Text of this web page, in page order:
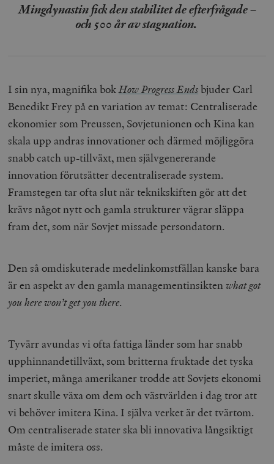
Mingdynastin fick den stabilitet de efterfrågade –
och 500 år av stagnation.
I sin nya, magnifika bokHow Progress Ends bjuder Carl
Benedikt Frey på en variation av temat: Centraliserade
ekonomier som Preussen, Sovjetunionen och Kina kan
skala upp andras innovationer och därmed möjliggöra
snabb catch up-tillväxt, men självgenererande
innovation förutsätter decentraliserade system.
Framstegen tar ofta slut när teknikskiften gör att det
krävs något nytt och gamla strukturer vägrar släppa
fram det, som när Sovjet missade persondatorn.
Den så omdiskuterade medelinkomstfällan kanske bara
är en aspekt av den gamla managementinsiktenwhat got
you here won’t get you there.
Tyvärr avundas vi ofta fattiga länder som har snabb
upphinnandetillväxt, som britterna fruktade det tyska
imperiet, många amerikaner trodde att Sovjets ekonomi
snart skulle växa om dem och västvärlden i dag tror att
vi behöver imitera Kina. I själva verket är det tvärtom.
Om centraliserade stater ska bli innovativa långsiktigt
måste de imitera oss.